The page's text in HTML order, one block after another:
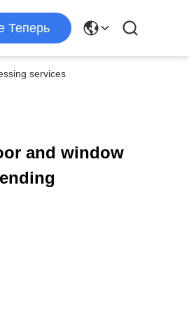
Теперь
services
and window